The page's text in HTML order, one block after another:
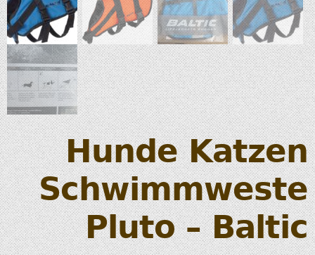
Hunde Katzen
Schwimmweste
Pluto – Baltic